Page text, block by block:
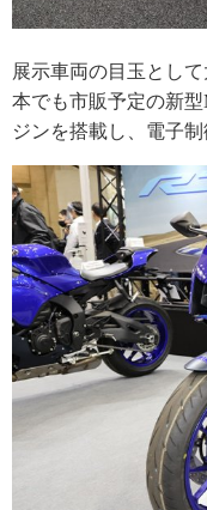
展示車両の目玉とし
本でも市販予定の新
ジンを搭載し、電子